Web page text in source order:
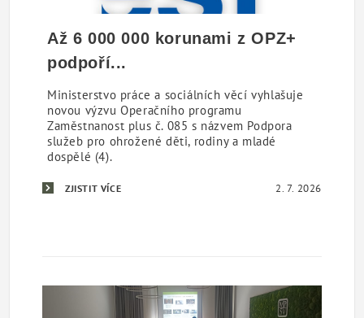
Až 6 000 000 korunami z OPZ+
podpoří...
Ministerstvo práce a sociálních věcí vyhlašuje
novou výzvu Operačního programu
Zaměstnanost plus č. 085 s názvem Podpora
služeb pro ohrožené děti, rodiny a mladé
dospělé (4).
ZJISTIT VÍCE 2. 7. 2026